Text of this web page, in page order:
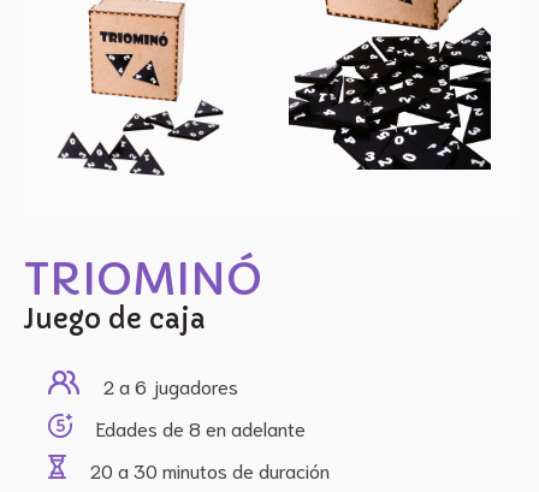
TRIOMINÓ
Juego de caja
2 a 6 jugadores
Edades de 8 en adelante
20 a 30 minutos de duración